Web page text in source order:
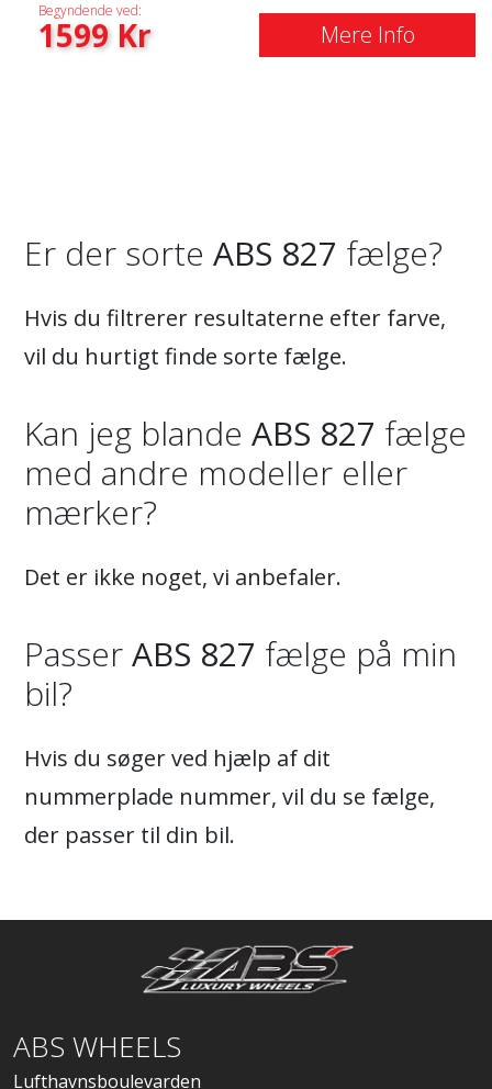
Begyndende ved:
1599Kr Mere Info
Er der sorte ABS 827 fælge?
Hvis du filtrerer resultaterne efter farve,
vil du hurtigt finde sorte fælge.
Kan jeg blande ABS 827 fælge
med andre modeller eller
mærker?
Det er ikke noget, vi anbefaler.
PasserABS 827 fælge på min
bil?
Hvis du søger ved hjælp af dit
nummerplade nummer, vil du se fælge,
der passer til din bil.
ABS WHEELS
Lufthavnsboulevarden